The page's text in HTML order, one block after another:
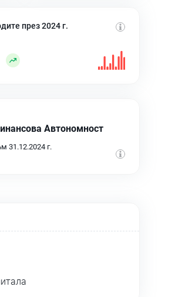
през 2024 г.
Автономност
31.12.2024 г.